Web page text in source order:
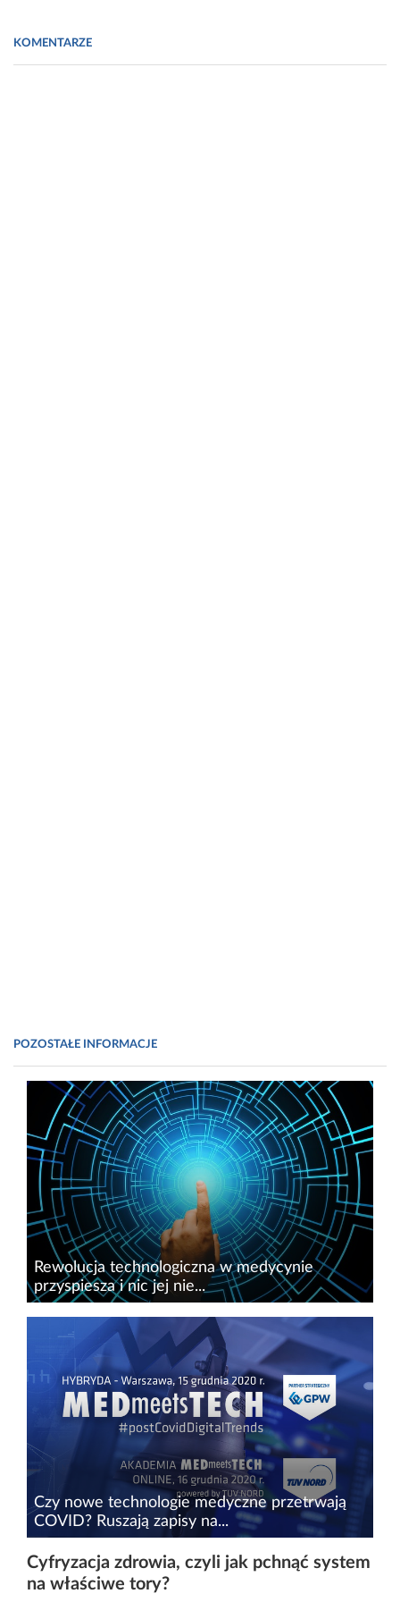
KOMENTARZE
POZOSTAŁE INFORMACJE
Rewolucja technologiczna w medycynie
przyspiesza i nic jej nie...
Ochrona zdrowia w Polsce od kilku lat
przeżywa prawdziwą rewolucję. Pandemia
SARS-CoV-2 wymusiła przyspieszoną
cyfryzację, która zmieniła dostępność oraz
jakość usług medycznych. Nadal jest jeszcze...
Czy nowe technologie medyczne przetrwają
COVID? Ruszają zapisy na...
W jaki sposób COVID-19 wpływa na rozwój
rynku zdrowia cyfrowego oraz nastawienie do
nowych technologii? Jak radzi sobie z
Cyfryzacja zdrowia, czyli jak pchnąć system
na właściwe tory?